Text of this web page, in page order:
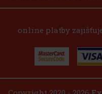
online platby